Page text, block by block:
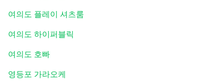
여의도 플레이 셔츠룸
여의도 하이퍼블릭
여의도 호빠
영등포 가라오케